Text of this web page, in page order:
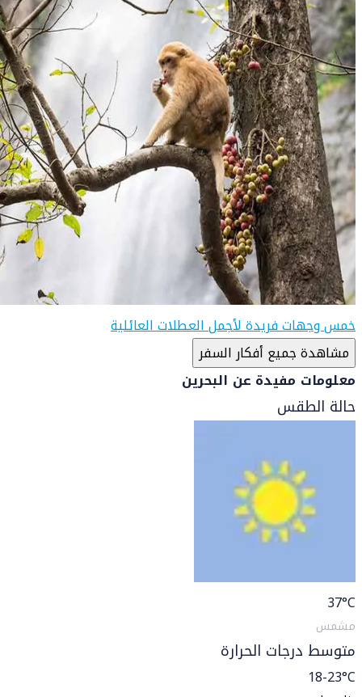
خمس وجهات فريدة لأجمل العطلات العائلية
مشاهدة جميع أفكار السفر
معلومات مفيدة عن البحرين
حالة الطقس
37°C
مشمس
متوسط درجات الحرارة
18-23°C